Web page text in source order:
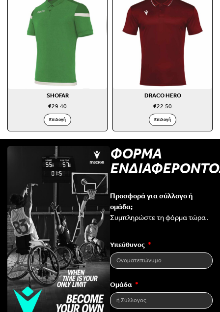
SHOFAR
€29.40
Επιλογή
DRACO HERO
€22.50
Επιλογή
ΦΟΡΜΑ
Προσφορά για σύλλογο ή
ομάδα;
Συμπληρώστε τη φόρμα τώρα.
Υπεύθυνος
Ομάδα